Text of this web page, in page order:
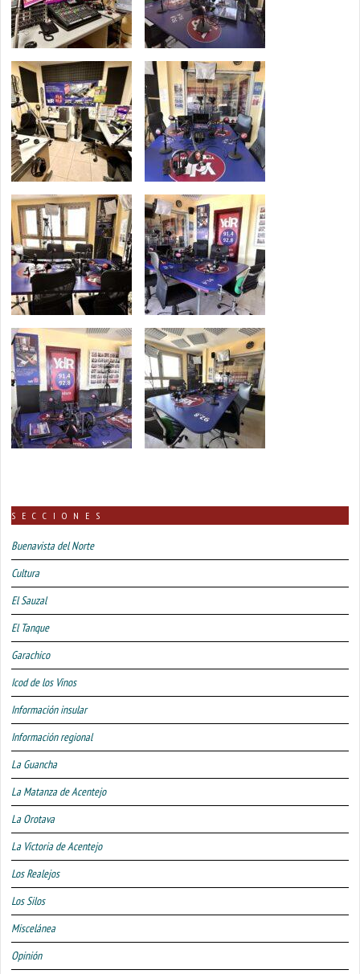
SECCIONES
Buenavista del Norte
Cultura
El Sauzal
El Tanque
Garachico
Icod de los Vinos
Información insular
Información regional
La Guancha
La Matanza de Acentejo
La Orotava
La Victoria de Acentejo
Los Realejos
Los Silos
Miscelánea
Opinión